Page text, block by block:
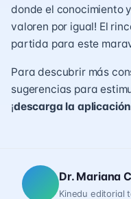
donde el conocimiento
valoren por igual! El
partida para este
Para descubrir más
sugerencias para
¡descarga la
Dr. Mariana
Kinedu editorial